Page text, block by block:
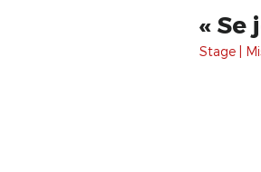
« Se
Stage |